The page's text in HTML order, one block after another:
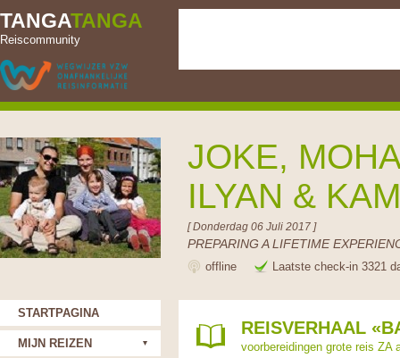
TANGATANGA
Reiscommunity
JOKE,
ILYAN &
[ Donderdag 06 Juli 2017 ]
PREPARING A LIFETIME
offline Laatste check-in 3321
REISVERHAAL
voorbereidingen grote reis ZA
STARTPAGINA
MIJN REIZEN